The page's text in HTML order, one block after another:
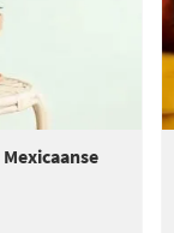
op wortelrot te
om deze plant te
lees je meer over
je de plant in een
verzorging ? Bekijk